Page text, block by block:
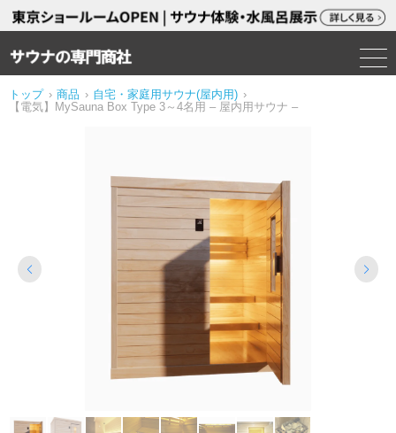
トップ › 商品 › 自宅・家庭用サウナ(屋内用) ›
【電気】MySauna Box Type 3～4名用 – 屋内用サウナ –